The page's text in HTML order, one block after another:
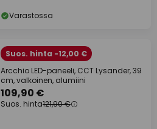
Varastossa
Suos. hinta -12,00 €
Arcchio LED-paneeli, CCT Lysander, 39
cm, valkoinen, alumiini
109,90 €
Suos. hinta121,90 €